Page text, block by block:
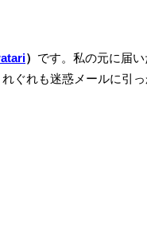
） です。私の元に届い
ぐれも迷惑メールに引